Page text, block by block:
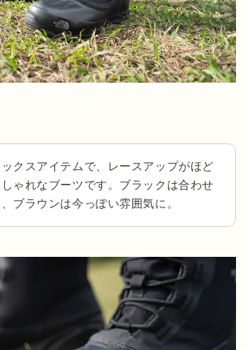
クスアイテムで、レースアップがほど
ゃれなブーツです。ブラックは合わせ
ブラウンは今っぽい雰囲気に。